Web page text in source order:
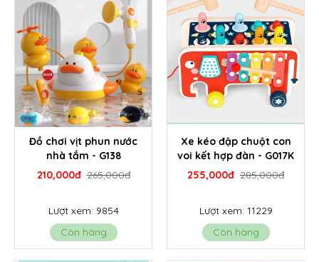
Đồ chơi vịt phun nước
nhà tắm - G138
210,000đ 265,000đ
Lượt xem: 9854
Còn hàng
Xe kéo đập chuột con
voi kết hợp đàn - G017K
255,000đ 285,000đ
Lượt xem: 11229
Còn hàng